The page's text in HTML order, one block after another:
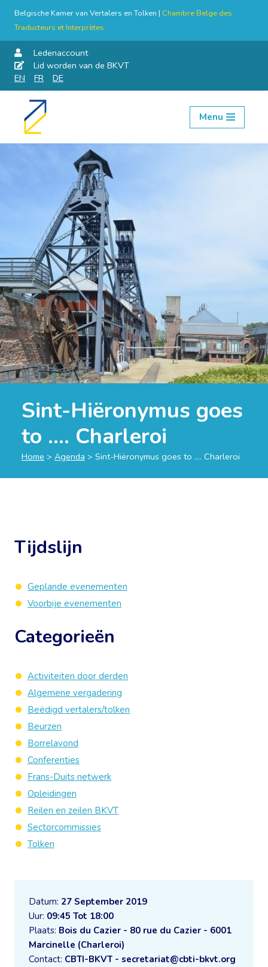
Belgische Kamer van Vertalers en Tolken | Chambre Belge des
Traducteurs et Interprètes
Ledenaccount
Lid worden van de BKVT
EN
FR DE
Skip
Menu
Sint-Hiëronymus goes
to …. Charleroi
Home > Agenda > Sint-Hiëronymus goes to …. Charleroi
Datum: 27 September 2019
Uur: 09:45 Tot 18:00
Plaats: Bois du Cazier - 80 rue du Cazier - 6001
Marcinelle (Charleroi)
Contact: CBTI-BKVT - secretariat@cbti-bkvt.org
Tijdslijn
Geplande evenementen
Voorbije evenementen
Categorieën
Activiteiten door derden
Algemene vergadering
Beëdigd vertalers/tolken
Beurzen
Borrelavond
Conferenties
Frans-Duits netwerk
Opleidingen
Reilen en zeilen BKVT
Sectorcommissies
Tolken